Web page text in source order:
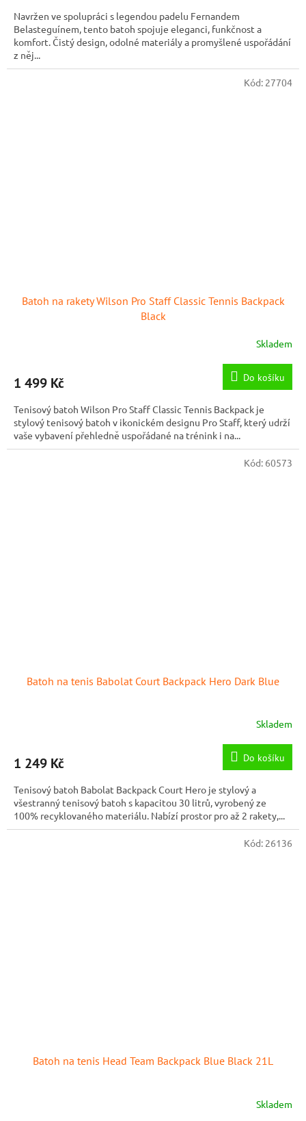
Navržen ve spolupráci s legendou padelu Fernandem
Belasteguínem, tento batoh spojuje eleganci, funkčnost a
komfort. Čistý design, odolné materiály a promyšlené uspořádání
z něj...
Batoh na rakety Wilson Pro Staff Classic Tennis Backpack
Black
Skladem
1 499 Kč Do košíku
Tenisový batoh Wilson Pro Staff Classic Tennis Backpack je
stylový tenisový batoh v ikonickém designu Pro Staff, který udrží
vaše vybavení přehledně uspořádané na trénink i na...
Kód: 27704
Batoh na tenis Babolat Court Backpack Hero Dark Blue
Skladem
1 249 Kč Do košíku
Tenisový batoh Babolat Backpack Court Hero je stylový a
všestranný tenisový batoh s kapacitou 30 litrů, vyrobený ze
100% recyklovaného materiálu. Nabízí prostor pro až 2 rakety,...
Kód: 60573
Batoh na tenis Head Team Backpack Blue Black 21L
Skladem
Kód: 26136